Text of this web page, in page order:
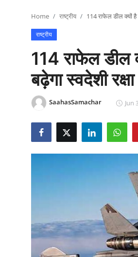
Home राष्ट्रीय 114 राफेल डील क्यों है
राष्ट्रीय
114 राफेल डील
बढ़ेगा स्वदेशी
SaahasSamachar Jun